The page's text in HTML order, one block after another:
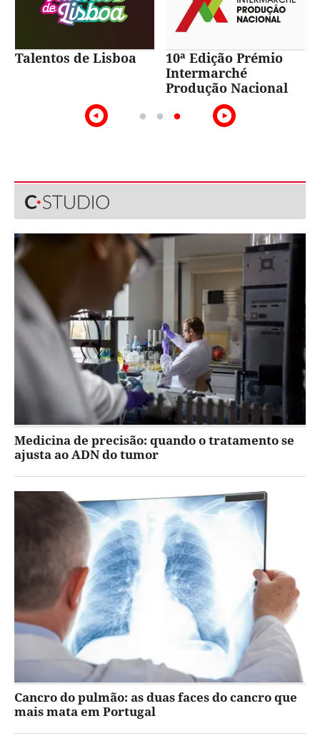
Talentos de Lisboa
10ª Edição Prémio
Intermarché
Produção Nacional
Medicina de precisão: quando o tratamento se
ajusta ao ADN do tumor
Cancro do pulmão: as duas faces do cancro que
mais mata em Portugal